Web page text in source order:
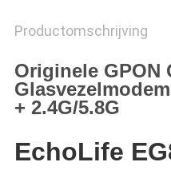
Productomschrijving
Originele GPON
+ 2.4G/5.8G
EchoLife